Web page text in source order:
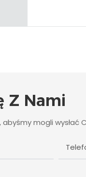
Z Nami
mogli wysłać